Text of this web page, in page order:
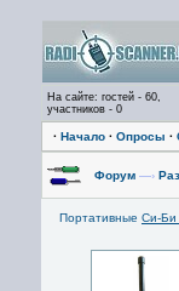
На сайте: гостей - 60,
участников - 0
· Начало · Опросы ·
Форум —›
Портативные Си-Би